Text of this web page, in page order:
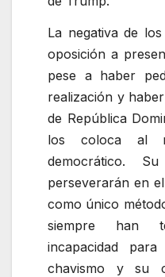
La negativa de
oposición a
pese a haber
realización y
de República
los coloca al
democrático.
perseverarán en
como único
siempre han
incapacidad
chavismo y su